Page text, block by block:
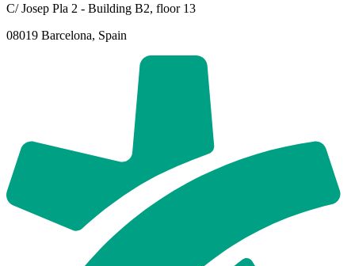
C/ Josep Pla 2 - Building B2, floor 13
08019 Barcelona, Spain